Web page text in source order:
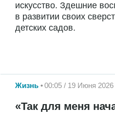
искусство. Здешние
в развитии своих
детских садов.
Жизнь 00:05 / 19 Июня 2026
«Так для меня